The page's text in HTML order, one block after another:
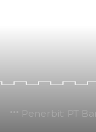
Penerbit: PT